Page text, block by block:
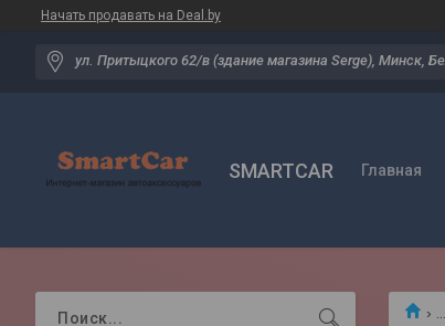
Начать продавать на Deal.by
ул. Притыцкого 62/в (здание магазина Serge), Минск,
SMARTCAR Главная